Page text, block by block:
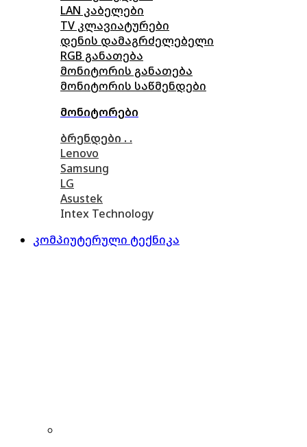
LAN კაბელები
TV კლავიატურები
დენის დამაგრძელებელი
RGB განათება
მონიტორის განათება
მონიტორის საწმენდები
მონიტორები
ბრენდები . .
Lenovo
Samsung
LG
Asustek
Intex Technology
კომპიუტერული ტექნიკა